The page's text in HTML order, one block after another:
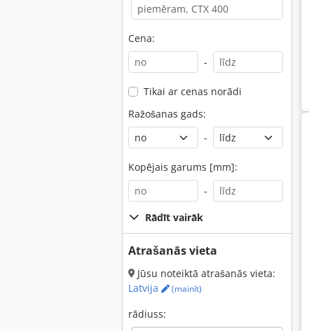
Cena:
-
Tikai ar cenas norādi
Ražošanas gads:
-
Kopējais garums [mm]:
-
Rādīt vairāk
Atrašanās vieta
Jūsu noteiktā atrašanās vieta:
Latvija
(mainīt)
rādiuss: